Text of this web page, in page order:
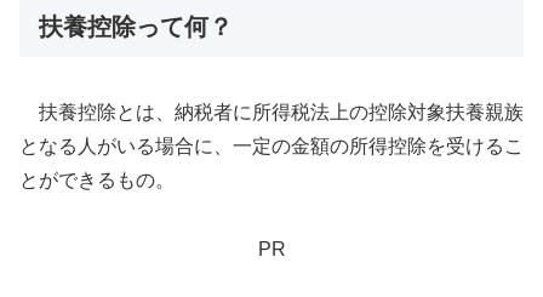
扶養控除って何？
扶養控除とは、納税者に所得税法上の控除対象扶養親族
となる人がいる場合に、一定の金額の所得控除を受けるこ
とができるもの。
PR